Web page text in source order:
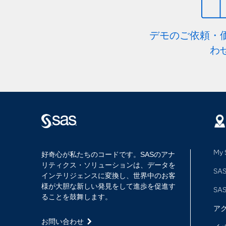
デモのご依頼・
わ
好奇心が私たちのコードです。SASのアナ
リティクス・ソリューションは、データを
インテリジェンスに変換し、世界中のお客
様が大胆な新しい発見をして進歩を促進す
ることを鼓舞します。
お問い合わせ
My
ア